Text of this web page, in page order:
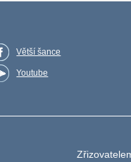
Větší šance
Youtube